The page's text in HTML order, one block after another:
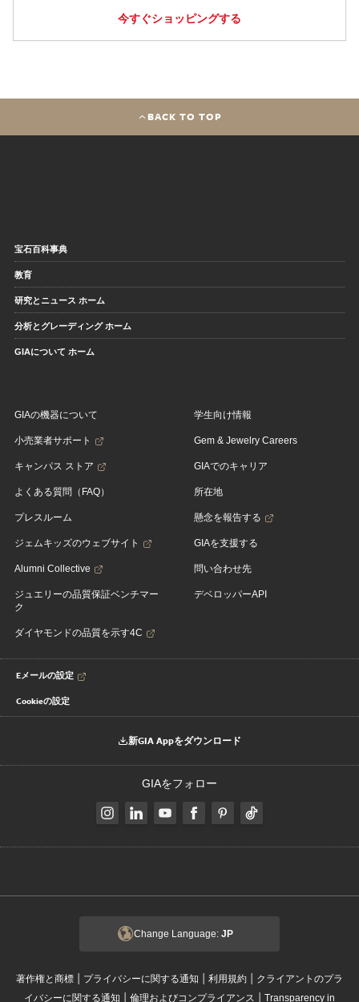
今すぐショッピングする
BACK TO TOP
宝石百科事典
教育
研究とニュース ホーム
分析とグレーディング ホーム
GIAについて ホーム
GIAの機器について
小売業者サポート
キャンパス ストア
よくある質問（FAQ）
プレスルーム
ジェムキッズのウェブサイト
Alumni Collective
ジュエリーの品質保証ベンチマー
ク
ダイヤモンドの品質を示す4C
学生向け情報
Gem & Jewelry Careers
GIAでのキャリア
所在地
懸念を報告する
GIAを支援する
問い合わせ先
デベロッパーAPI
Eメールの設定
Cookieの設定
新GIA Appをダウンロード
GIAをフォロー
Change Language: JP
著作権と商標 | プライバシーに関する通知 | 利用規約 | クライアントのプラ
イバシーに関する通知 | 倫理およびコンプライアンス | Transparency in